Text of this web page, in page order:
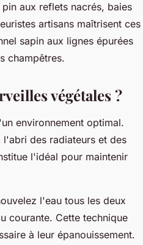
aux reflets nacrés, baies
artisans maîtrisent ces
sapin aux lignes épurées
champêtres.
végétales ?
environnement optimal.
l'abri des radiateurs et des
l'idéal pour maintenir
l'eau tous les deux
courante. Cette technique
à leur épanouissement.